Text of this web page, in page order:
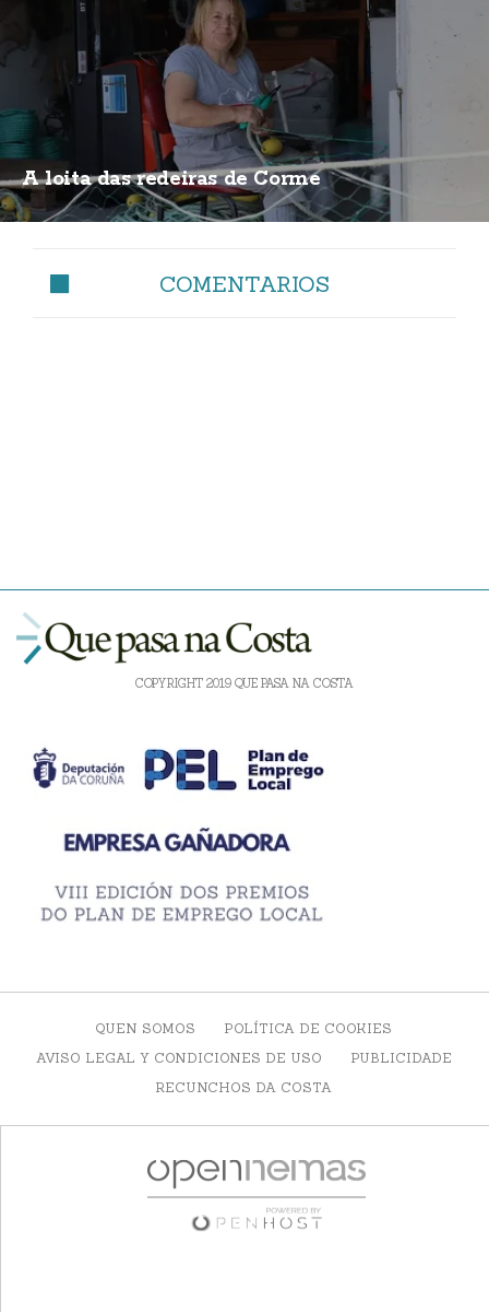
A loita das redeiras de Corme
COMENTARIOS
COPYRIGHT 2019 QUE PASA NA COSTA
QUEN SOMOS
POLÍTICA DE COOKIES
AVISO LEGAL Y CONDICIONES DE USO
PUBLICIDADE
RECUNCHOS DA COSTA